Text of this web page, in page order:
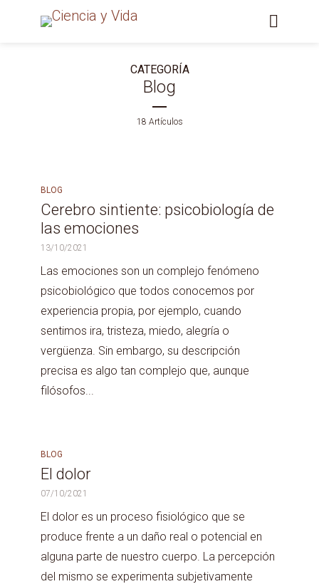
CATEGORÍA
Blog
18 Artículos
BLOG
Cerebro sintiente: psicobiología de
las emociones
13/10/2021
Las emociones son un complejo fenómeno
psicobiológico que todos conocemos por
experiencia propia, por ejemplo, cuando
sentimos ira, tristeza, miedo, alegría o
vergüenza. Sin embargo, su descripción
precisa es algo tan complejo que, aunque
filósofos...
BLOG
El dolor
07/10/2021
El dolor es un proceso fisiológico que se
produce frente a un daño real o potencial en
alguna parte de nuestro cuerpo. La percepción
del mismo se experimenta subjetivamente